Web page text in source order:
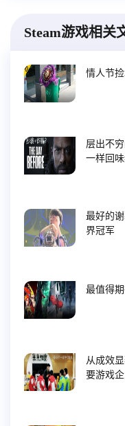
Steam游戏相关
情人节
层出不
一样回
最好的
界冠军
最值得
从成效
要游戏